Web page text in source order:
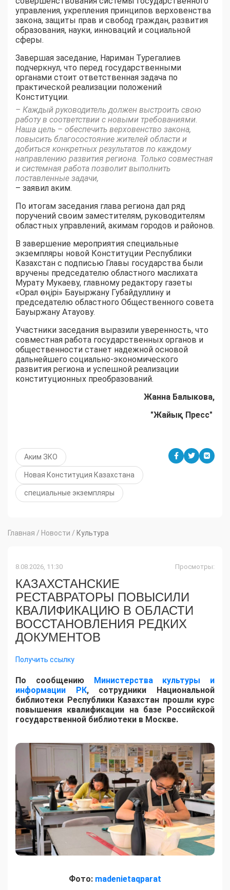
управления, укрепления принципов верховенства
закона, защиты прав и свобод граждан, развития
образования, науки, инноваций и социальной
сферы.
Завершая заседание, Нариман Турегалиев
подчеркнул, что перед государственными
органами стоит ответственная задача по
практической реализации положений
Конституции.
– Каждый руководитель должен выстроить свою
работу в соответствии с новыми требованиями.
Наша цель – обеспечить верховенство закона,
повысить благосостояние жителей области и
добиться конкретных результатов по каждому
направлению развития региона. Только совместная
и системная работа позволит выполнить
поставленные задачи,
– заявил аким.
По итогам заседания глава региона дал ряд
поручений своим заместителям, руководителям
областных управлений, акимам городов и районов.
В завершение мероприятия специальные
экземпляры новой Конституции Республики
Казахстан с подписью Главы государства были
вручены председателю областного маслихата
Мурату Мукаеву, главному редактору газеты
«Орал өңірі» Бауыржану Губайдуллину и
председателю областного Общественного совета
Бауыржану Атауову.
Участники заседания выразили уверенность, что
совместная работа государственных органов и
общественности станет надежной основой
дальнейшего социально-экономического
развития региона и успешной реализации
конституционных преобразований.
Жанна Балыкова,
"Жайық Пресс"
Аким ЗКО
Новая Конституция Казахстана
специальные экземпляры
Главная / Новости / Культура
8.08.2026, 11:30 Просмотры:
КАЗАХСТАНСКИЕ
РЕСТАВРАТОРЫ ПОВЫСИЛИ
КВАЛИФИКАЦИЮ В ОБЛАСТИ
ВОССТАНОВЛЕНИЯ РЕДКИХ
ДОКУМЕНТОВ
Получить ссылку
​По сообщению
Министерства культуры и
информации РК, сотрудники Национальной
библиотеки Республики Казахстан прошли курс
повышения квалификации на базе Российской
государственной библиотеки в Москве.
Фото: madenietaqparat